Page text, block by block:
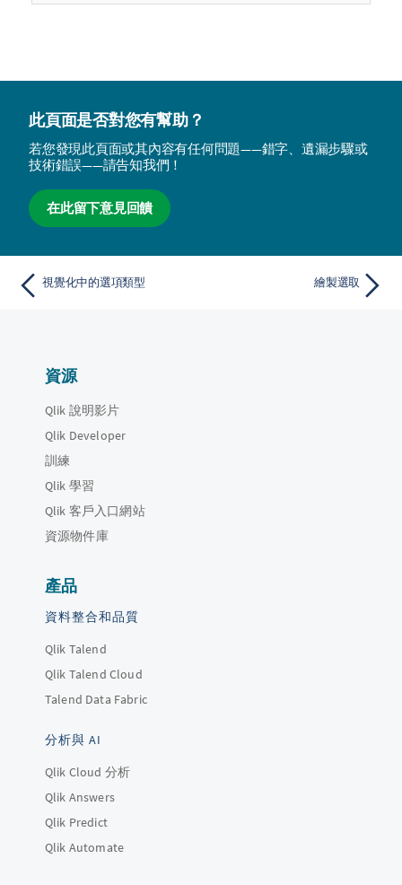
此頁面是否對您有幫助？
若您發現此頁面或其內容有任何問題——錯字、遺漏步驟或
技術錯誤——請告知我們！
在此留下意見回饋
視覺化中的選項類型 繪製選取
資源
Qlik 說明影片
Qlik Developer
訓練
Qlik 學習
Qlik 客戶入口網站
資源物件庫
產品
資料整合和品質
Qlik Talend
Qlik Talend Cloud
Talend Data Fabric
分析與 AI
Qlik Cloud 分析
Qlik Answers
Qlik Predict
Qlik Automate